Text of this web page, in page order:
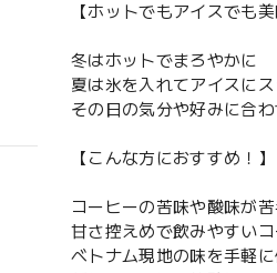
【ホットでもアイスでも美
冬はホットでまろやかに
夏は氷を入れてアイスにス
その日の気分や好みに合
【こんな方におすすめ！】
コーヒーの苦味や酸味が
甘さ控えめで飲みやすい
ベトナム現地の味を手軽